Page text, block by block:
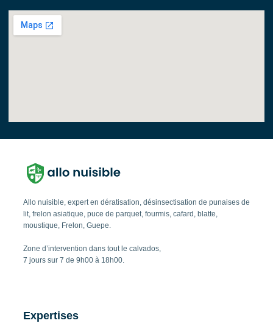
Allo nuisible, expert en dératisation, désinsectisation de punaises de
lit, frelon asiatique, puce de parquet, fourmis, cafard, blatte,
moustique, Frelon, Guepe.
Zone d’intervention dans tout le calvados,
7 jours sur 7 de 9h00 à 18h00.
Expertises